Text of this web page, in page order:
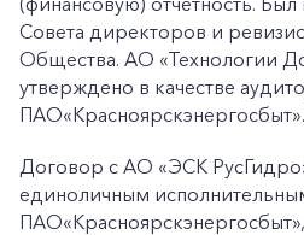
Совета директоров и
Общества. АО «Технологии
утверждено в качестве
ПАО«Красноярскэнергосбыт».
Договор с АО «ЭСК
единоличным